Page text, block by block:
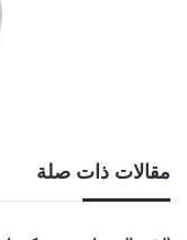
مقالات ذات صلة